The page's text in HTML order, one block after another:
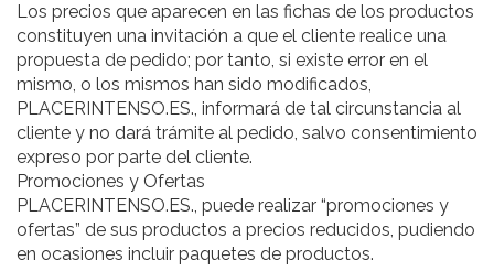
Los precios que aparecen en las fichas de los productos
constituyen una invitación a que el cliente realice una
propuesta de pedido; por tanto, si existe error en el
mismo, o los mismos han sido modificados,
PLACERINTENSO.ES., informará de tal circunstancia al
cliente y no dará trámite al pedido, salvo consentimiento
expreso por parte del cliente.
Promociones y Ofertas
PLACERINTENSO.ES., puede realizar “promociones y
ofertas” de sus productos a precios reducidos, pudiendo
en ocasiones incluir paquetes de productos.